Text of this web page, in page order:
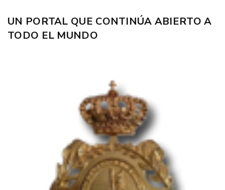
UN PORTAL QUE CONTINÚA ABIERTO A
TODO EL MUNDO